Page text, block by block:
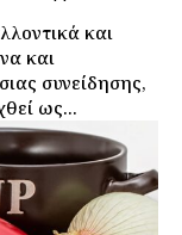
και
και
συνείδησης,
ως...